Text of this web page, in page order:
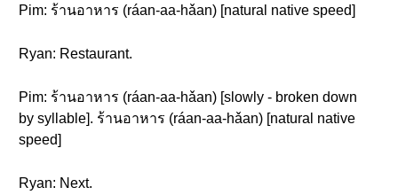
Pim: ร้านอาหาร (ráan-aa-hǎan) [natural native speed]
Ryan: Restaurant.
Pim: ร้านอาหาร (ráan-aa-hǎan) [slowly - broken down
by syllable]. ร้านอาหาร (ráan-aa-hǎan) [natural native
speed]
Ryan: Next.